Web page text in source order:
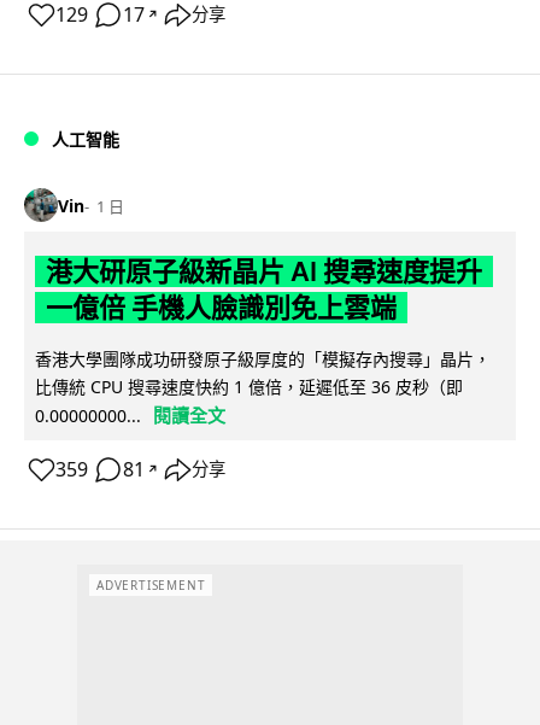
129 17 ↗ 分享
人工智能
Vin 1 日
港大研原子級新晶片 AI 搜尋速度提升
一億倍 手機人臉識別免上雲端
香港大學團隊成功研發原子級厚度的「模擬存內搜尋」晶片，
比傳統 CPU 搜尋速度快約 1 億倍，延遲低至 36 皮秒（即
0.00000000...
閱讀全文
359 81 ↗ 分享
ADVERTISEMENT